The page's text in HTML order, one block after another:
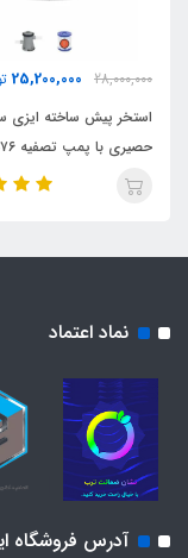
28,000,000
25,200,000
استخر پیش ساخته
حصیری با پمپ تصفیه ۷۶×۳۶۶
نماد اعتماد
آدرس فروشگاه